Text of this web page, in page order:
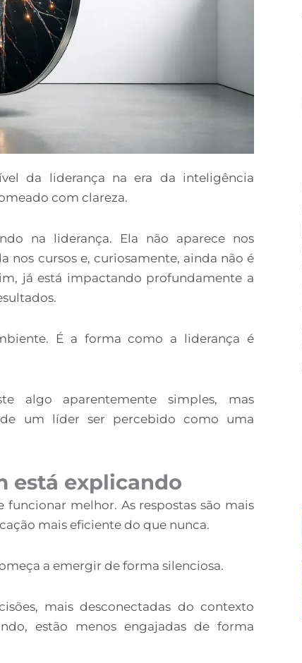
da liderança na era da inteligência
com clareza.
na liderança. Ela não aparece nos
nos cursos e, curiosamente, ainda não é
já está impactando profundamente a
É a forma como a liderança é
algo aparentemente simples, mas
um líder ser percebido como uma
está explicando
melhor. As respostas são mais
mais eficiente do que nunca.
a emergir de forma silenciosa.
mais desconectadas do contexto
estão menos engajadas de forma